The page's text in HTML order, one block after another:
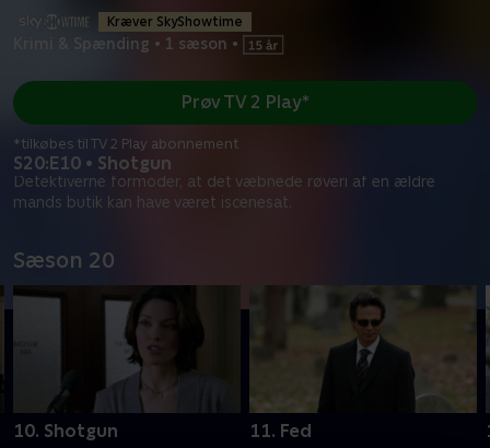
Kræver SkyShowtime
Krimi & Spænding • 1 sæson •
S20:E10 • Shotgun
Detektiverne formoder, at det væbnede røveri af en ældre
mands butik kan have været iscenesat.
Prøv TV 2 Play*
*tilkøbes til TV 2 Play abonnement
Sæson 20
10. Shotgun 11. Fed